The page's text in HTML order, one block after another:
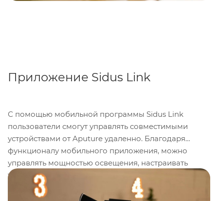
Приложение Sidus Link
С помощью мобильной программы Sidus Link
пользователи смогут управлять совместимыми
устройствами от Aputure удаленно. Благодаря
функционалу мобильного приложения, можно
управлять мощностью освещения, настраивать
температуру света и выбирать из различных
художественных режимов для более чем 100
устройств прямо с экрана собственного смартфона.